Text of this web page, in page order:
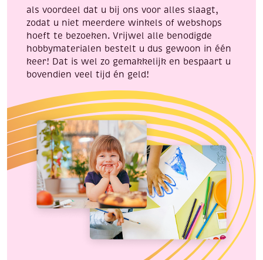
als voordeel dat u bij ons voor alles slaagt,
zodat u niet meerdere winkels of webshops
hoeft te bezoeken. Vrijwel alle benodigde
hobbymaterialen bestelt u dus gewoon in één
keer! Dat is wel zo gemakkelijk en bespaart u
bovendien veel tijd én geld!